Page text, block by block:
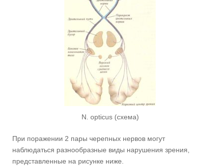
N. opticus (схема)
При поражении 2 пары черепных нервов могут
наблюдаться разнообразные виды нарушения зрения,
представленные на рисунке ниже.